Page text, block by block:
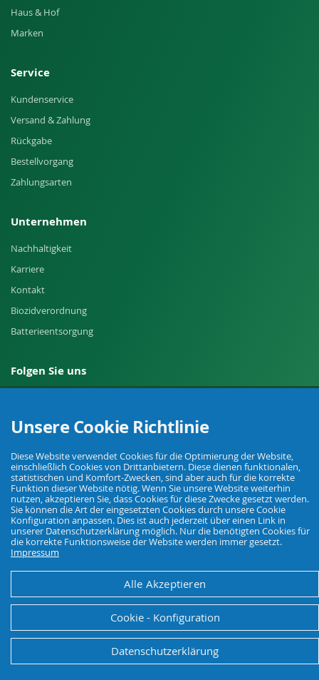
Haus & Hof
Marken
Service
Kundenservice
Versand & Zahlung
Rückgabe
Bestellvorgang
Zahlungsarten
Unternehmen
Nachhaltigkeit
Karriere
Kontakt
Biozidverordnung
Batterieentsorgung
Folgen Sie uns
Ihr Fachhandel für Landwirtschaft, Viehhaltung, Haus, Hof und Garten.
WiderrufsbelehrungImpressum
Unsere Cookie Richtlinie
Diese Website verwendet Cookies für die Optimierung der Website,
einschließlich Cookies von Drittanbietern. Diese dienen funktionalen,
statistischen und Komfort-Zwecken, sind aber auch für die korrekte
Funktion dieser Website nötig. Wenn Sie unsere Website weiterhin
nutzen, akzeptieren Sie, dass Cookies für diese Zwecke gesetzt werden.
Sie können die Art der eingesetzten Cookies durch unsere Cookie
Konfiguration anpassen. Dies ist auch jederzeit über einen Link in
unserer Datenschutzerklärung möglich. Nur die benötigten Cookies für
die korrekte Funktionsweise der Website werden immer gesetzt.
Impressum
Alle Akzeptieren
Cookie - Konfiguration
Datenschutzerklärung